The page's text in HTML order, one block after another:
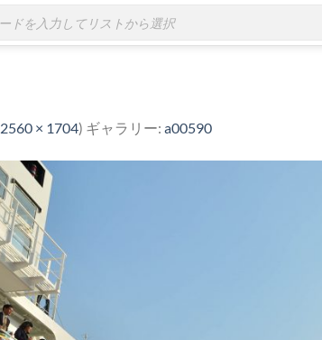
2560 × 1704) ギャラリー: a00590